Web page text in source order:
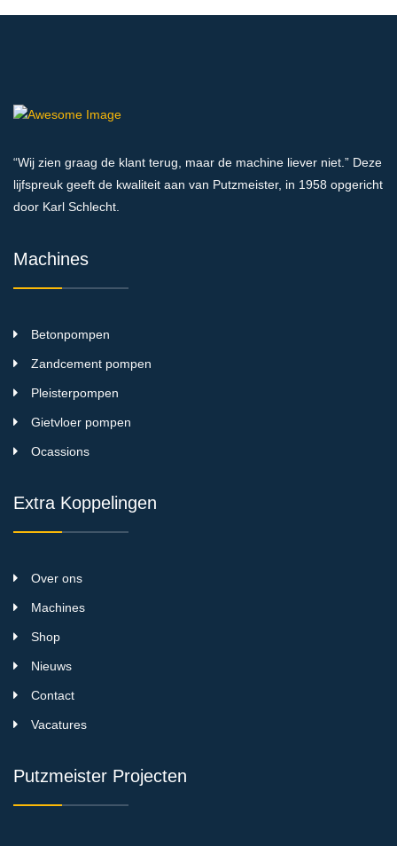
“Wij zien graag de klant terug, maar de machine liever niet.” Deze
lijfspreuk geeft de kwaliteit aan van Putzmeister, in 1958 opgericht
door Karl Schlecht.
Machines
Betonpompen
Zandcement pompen
Pleisterpompen
Gietvloer pompen
Ocassions
Extra Koppelingen
Over ons
Machines
Shop
Nieuws
Contact
Vacatures
Putzmeister Projecten